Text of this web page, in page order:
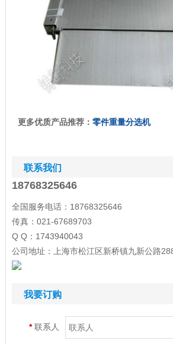
更多优质产品推荐： 零件重量分选机
联系我们
18768325646
全国服务电话：18768325646
传真：021-67689703
Q Q：1743940043
公司地址：上海市松江区新桥镇九新公路
我要订购
*联系人